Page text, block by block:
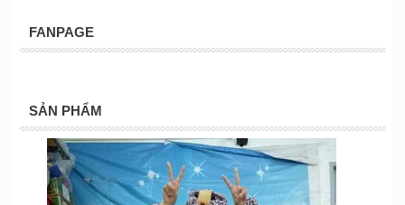
FANPAGE
SẢN PHẨM